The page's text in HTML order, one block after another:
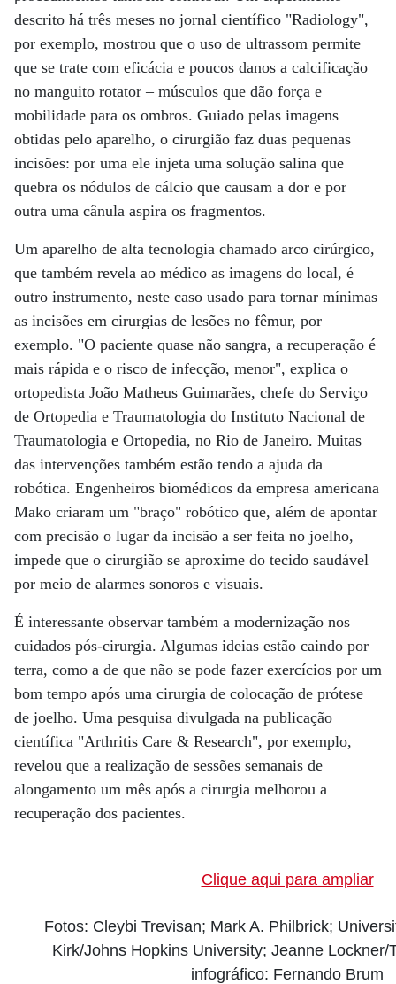
descrito há três meses no jornal científico "Radiology",
por exemplo, mostrou que o uso de ultrassom permite
que se trate com eficácia e poucos danos a calcificação
no manguito rotator – músculos que dão força e
mobilidade para os ombros. Guiado pelas imagens
obtidas pelo aparelho, o cirurgião faz duas pequenas
incisões: por uma ele injeta uma solução salina que
quebra os nódulos de cálcio que causam a dor e por
outra uma cânula aspira os fragmentos.
Um aparelho de alta tecnologia chamado arco cirúrgico,
que também revela ao médico as imagens do local, é
outro instrumento, neste caso usado para tornar mínimas
as incisões em cirurgias de lesões no fêmur, por
exemplo. "O paciente quase não sangra, a recuperação é
mais rápida e o risco de infecção, menor", explica o
ortopedista João Matheus Guimarães, chefe do Serviço
de Ortopedia e Traumatologia do Instituto Nacional de
Traumatologia e Ortopedia, no Rio de Janeiro. Muitas
das intervenções também estão tendo a ajuda da
robótica. Engenheiros biomédicos da empresa americana
Mako criaram um "braço" robótico que, além de apontar
com precisão o lugar da incisão a ser feita no joelho,
impede que o cirurgião se aproxime do tecido saudável
por meio de alarmes sonoros e visuais.
É interessante observar também a modernização nos
cuidados pós-cirurgia. Algumas ideias estão caindo por
terra, como a de que não se pode fazer exercícios por um
bom tempo após uma cirurgia de colocação de prótese
de joelho. Uma pesquisa divulgada na publicação
científica "Arthritis Care & Research", por exemplo,
revelou que a realização de sessões semanais de
alongamento um mês após a cirurgia melhorou a
recuperação dos pacientes.
Clique aqui para ampliar
Fotos: Cleybi Trevisan; Mark A. Philbrick;
Kirk/Johns Hopkins University; Jeanne Lockner/
infográfico: Fernando Brum